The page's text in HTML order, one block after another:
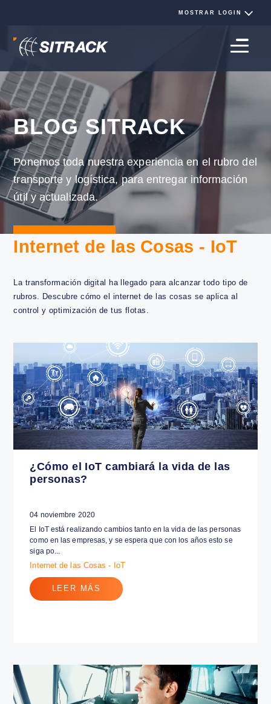
BLOG SITRACK
Ponemos toda nuestra experiencia en el rubro
transporte y logística, para entregar
útil y actualizada.
Internet de las Cosas - IoT
La transformación digital ha llegado para alcanzar todo tipo
control y optimización de tus flotas.
¿Cómo el IoT cambiará la vida de las
personas?
El IoT está realizando cambios tanto en la vida de las personas
como en las empresas, y se espera que con los años esto se